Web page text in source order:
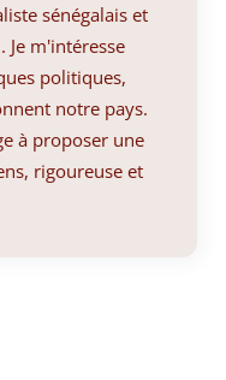
sénégalais et
Je m'intéresse
politiques,
notre pays.
à proposer une
rigoureuse et